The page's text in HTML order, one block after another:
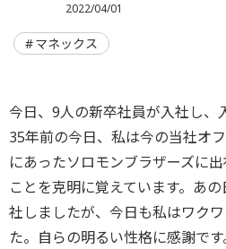
2022/04/01
マネックス
今日、9人の新卒社員が入社し、
35年前の今日、私は今の当社オ
にあったソロモンブラザーズに
ことを克明に覚えています。あ
社しましたが、今日も私はワク
た。自らの明るい性格に感謝です